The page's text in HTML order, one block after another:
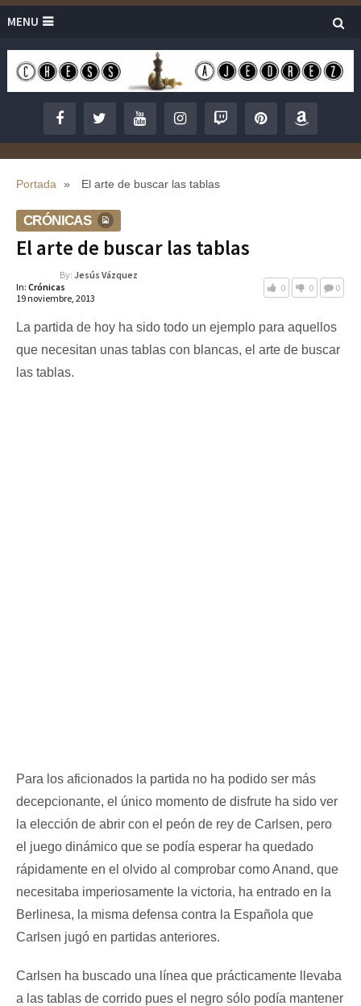
MENU
Portada » El arte de buscar las tablas
CRÓNICAS
El arte de buscar las tablas
By: Jesús Vázquez
In: Crónicas
19 noviembre, 2013
0 0 0
La partida de hoy ha sido todo un ejemplo para aquellos
que necesitan unas tablas con blancas, el arte de buscar
las tablas.
Para los aficionados la partida no ha podido ser más
decepcionante, el único momento de disfrute ha sido ver
la elección de abrir con el peón de rey de Carlsen, pero
el juego dinámico que se podía esperar ha quedado
rápidamente en el olvido al comprobar como Anand, que
necesitaba imperiosamente la victoria, ha entrado en la
Berlinesa, la misma defensa contra la Española que
Carlsen jugó en partidas anteriores.
Carlsen ha buscado una línea que prácticamente llevaba
a las tablas de corrido pues el negro sólo podía mantener